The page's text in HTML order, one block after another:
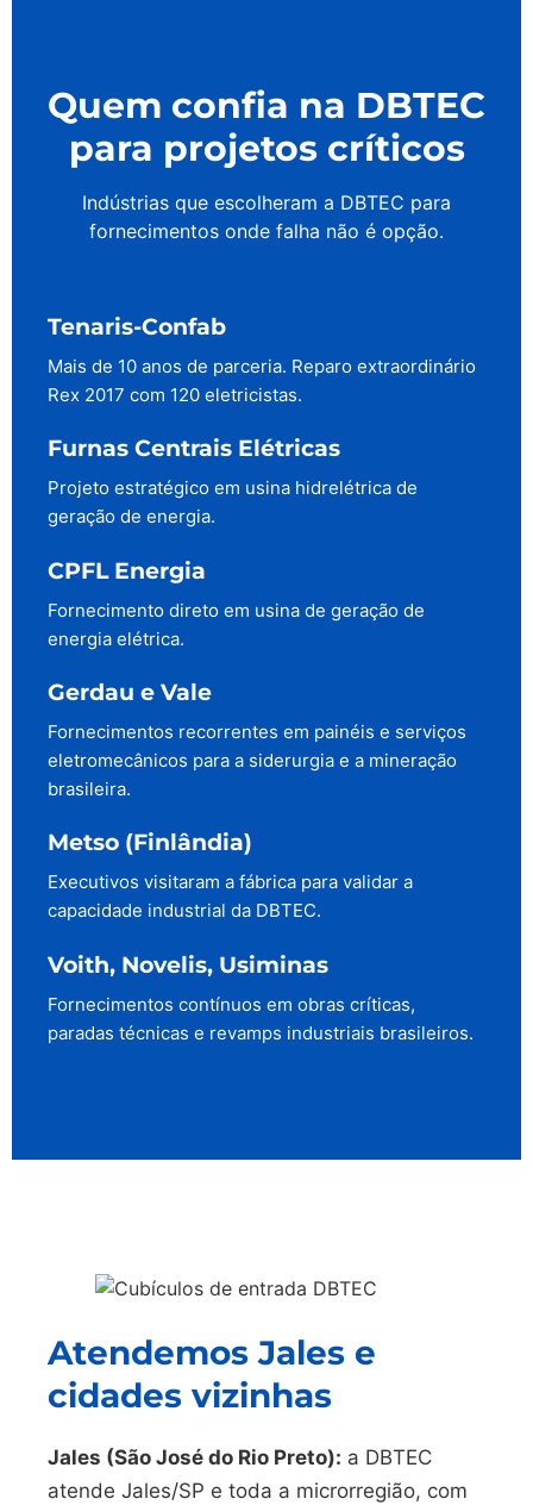
Quem confia na DBTEC
para projetos críticos
Indústrias que escolheram a DBTEC para
fornecimentos onde falha não é opção.
Tenaris-Confab
Mais de 10 anos de parceria. Reparo extraordinário
Rex 2017 com 120 eletricistas.
Furnas Centrais Elétricas
Projeto estratégico em usina hidrelétrica de
geração de energia.
CPFL Energia
Fornecimento direto em usina de geração de
energia elétrica.
Gerdau e Vale
Fornecimentos recorrentes em painéis e serviços
eletromecânicos para a siderurgia e a mineração
brasileira.
Metso (Finlândia)
Executivos visitaram a fábrica para validar a
capacidade industrial da DBTEC.
Voith, Novelis, Usiminas
Fornecimentos contínuos em obras críticas,
paradas técnicas e revamps industriais brasileiros.
Atendemos Jales e
cidades vizinhas
Jales (São José do Rio Preto): a DBTEC
atende Jales/SP e toda a microrregião, com